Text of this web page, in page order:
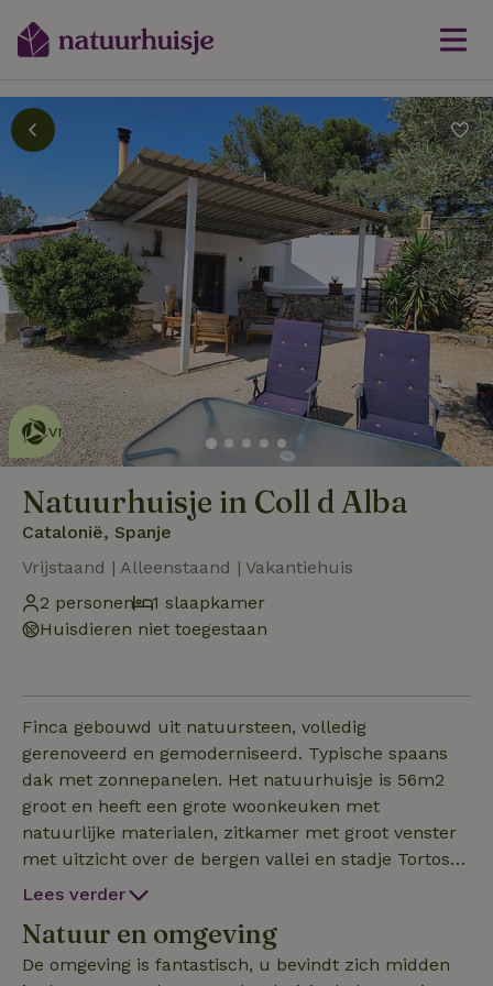
Dit natuurhuisje is eco-
vriendelijklees meer
Natuurhuisje in Coll d Alba
Catalonië, Spanje
Vrijstaand | Alleenstaand | Vakantiehuis
2 personen
1 slaapkamer
Huisdieren niet toegestaan
Finca gebouwd uit natuursteen, volledig
gerenoveerd en gemoderniseerd. Typische spaans
dak met zonnepanelen. Het natuurhuisje is 56m2
groot en heeft een grote woonkeuken met
natuurlijke materialen, zitkamer met groot venster
met uitzicht over de bergen vallei en stadje Tortosa.
Het huisje heeft een goed verlichte badkamer met
grote verwarmd spiegel. De wc is uniek en wij
noemen het een grot toilet omdat deze zich deels in
Lees verder
Natuur en omgeving
De omgeving is fantastisch, u bevindt zich midden